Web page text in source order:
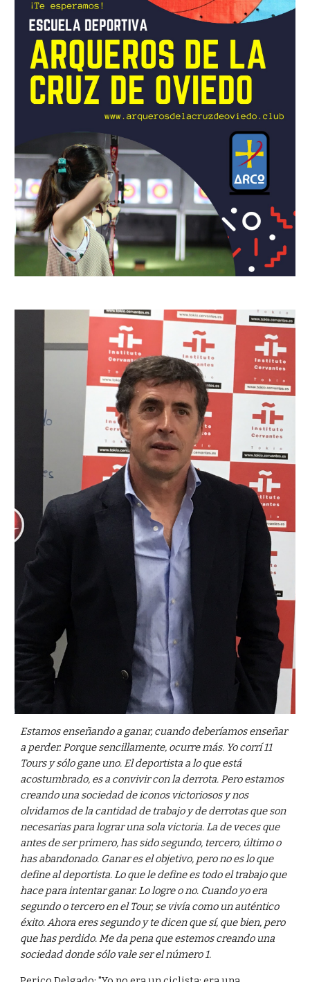
Estamos enseñando a ganar, cuando deberíamos enseñar
a perder. Porque sencillamente, ocurre más. Yo corrí 11
Tours y sólo gane uno. El deportista a lo que está
acostumbrado, es a convivir con la derrota. Pero estamos
creando una sociedad de iconos victoriosos y nos
olvidamos de la cantidad de trabajo y de derrotas que son
necesarias para lograr una sola victoria. La de veces que
antes de ser primero, has sido segundo, tercero, último o
has abandonado. Ganar es el objetivo, pero no es lo que
define al deportista. Lo que le define es todo el trabajo que
hace para intentar ganar. Lo logre o no. Cuando yo era
segundo o tercero en el Tour, se vivía como un auténtico
éxito. Ahora eres segundo y te dicen que sí, que bien, pero
que has perdido. Me da pena que estemos creando una
sociedad donde sólo vale ser el número 1.